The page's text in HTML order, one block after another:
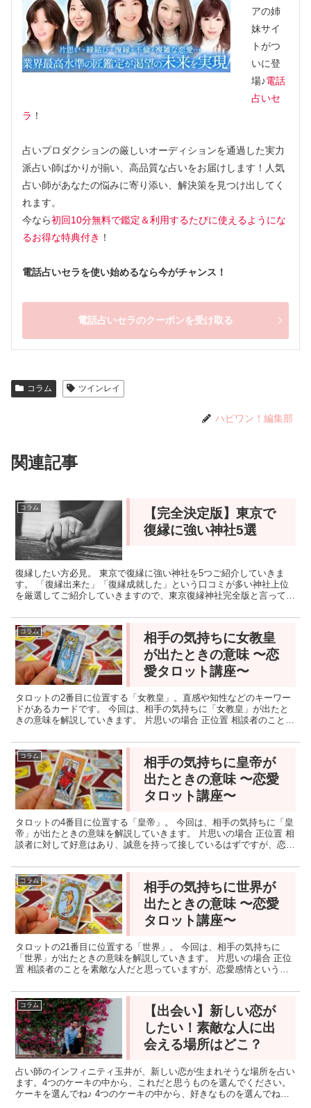
アの姉
妹サイ
トがつ
いに登
場♪電話
占いセ
ラ ！
占いプロダクションの厳しいオーディションを通過した実力
派占い師ばかりが揃い、高品質な占いをお届けします！人気
占い師があなたの悩みに寄り添い、解決策を見つけ出してく
れます。
今なら初回10分無料で鑑定＆利用するたびに使えるようにな
るお得な特典付き ！
電話占いセラを使い始めるなら今がチャンス！
電話占いセラのクーポンを受け取る
コラム ツインレイ
ハピワン！編集部
関連記事
コラム
【完全決定版】東京で
復縁に強い神社5選
復縁したい方必見。 東京で復縁に強い神社を5つご紹介していきま
す。 「復縁出来た」「復縁成就した」という口コミが多い神社上位
を厳選してご紹介していきますので、東京復縁神社完全版と言っても
コラム
相手の気持ちに女教皇
が出たときの意味 〜恋
愛タロット講座〜
タロットの2番目に位置する「女教皇」。直感や知性などのキーワー
ドがあるカードです。 今回は、相手の気持ちに「女教皇」が出たと
きの意味を解説していきます。 片思いの場合 正位置 相談者のことを
コラム
相手の気持ちに皇帝が
出たときの意味 〜恋愛
タロット講座〜
タロットの4番目に位置する「皇帝」。 今回は、相手の気持ちに「皇
帝」が出たときの意味を解説していきます。 片思いの場合 正位置 相
談者に対して好意はあり、誠意を持って接しているはずですが、恋愛
コラム
相手の気持ちに世界が
出たときの意味 〜恋愛
タロット講座〜
タロットの21番目に位置する「世界」。 今回は、相手の気持ちに
「世界」が出たときの意味を解説していきます。 片思いの場合 正位
置 相談者のことを素敵な人だと思っていますが、恋愛感情というよ
コラム
【出会い】新しい恋が
したい！素敵な人に出
会える場所はどこ？
占い師のインフィニティ玉井が、新しい恋が生まれそうな場所を占い
ます。4つのケーキの中から、これだと思うものを選んでください。
ケーキを選んでね♪ 4つのケーキの中から、好きなものを選んでね！